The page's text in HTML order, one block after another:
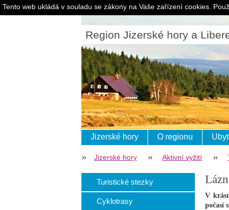
Region Jizerské hory a
Jizerské hory O regionu
Jizerské hory Aktivní vyžití
V
počasí
Turistické stezky
Cyklotrasy
Tento web ukládá v souladu se zákony na Vaše zařízení cookies.